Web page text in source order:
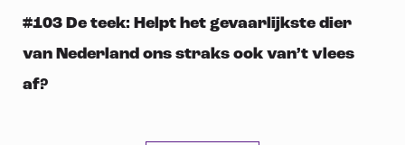
#103 De teek: Helpt het gevaarlijkste dier
van Nederland ons straks ook van’t vlees
af?